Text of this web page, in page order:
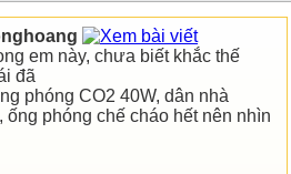
em này, chưa biết khắc thế
đã
phóng CO2 40W, dân nhà
phóng chế cháo hết nên nhìn